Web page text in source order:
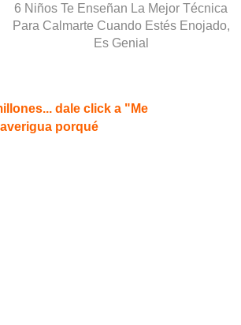
6 Niños Te Enseñan La Mejor Técnica
Para Calmarte Cuando Estés Enojado,
Es Genial
dale click a "Me
porqué